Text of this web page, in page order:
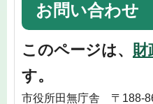
お問い合わせ
このページは、 財
す。
市役所田無庁舎 〒188-